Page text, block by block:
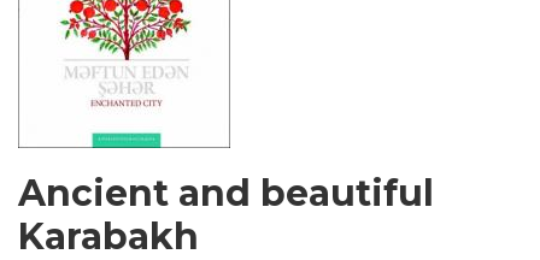
Ancient and beautiful
Karabakh